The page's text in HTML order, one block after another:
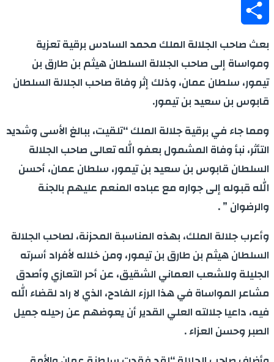
Messenger
Share
بعث صاحب الجلالة الملك محمد السادس برقية تعزية
ومواساة إلى صاحب الجلالة السلطان هيثم بن طارق بن
تيمور، سلطان عمان، وذلك إثر وفاة صاحب الجلالة السلطان
قابوس بن سعيد بن تيمور.
ومما جاء في برقية جلالة الملك “تلقيت، ببالغ الأسى وشديد
التأثر، نبأ وفاة المشمول بعفو الله تعالى صاحب الجلالة
السلطان قابوس بن سعيد بن تيمور، سلطان عمان، أحسن
الله قبوله إلى جواره مع عباده المنعم عليهم بالجنة
والرضوان ” .
وأعرب جلالة الملك، بهذه المناسبة المحزنة، لصاحب الجلالة
السلطان هيثم بن طارق بن تيمور، ومن خلاله لأفراد أسرته
الجليلة وللشعب العماني الشقيق، عن أحر التعازي وأصدق
مشاعر المواساة في هذا الرزء الفادح، الذي لا راد لقضاء الله
فيه، داعيا جلالته العلي القدير أن يعوضهم عن رحيله جميل
الصبر وحسن العزاء .